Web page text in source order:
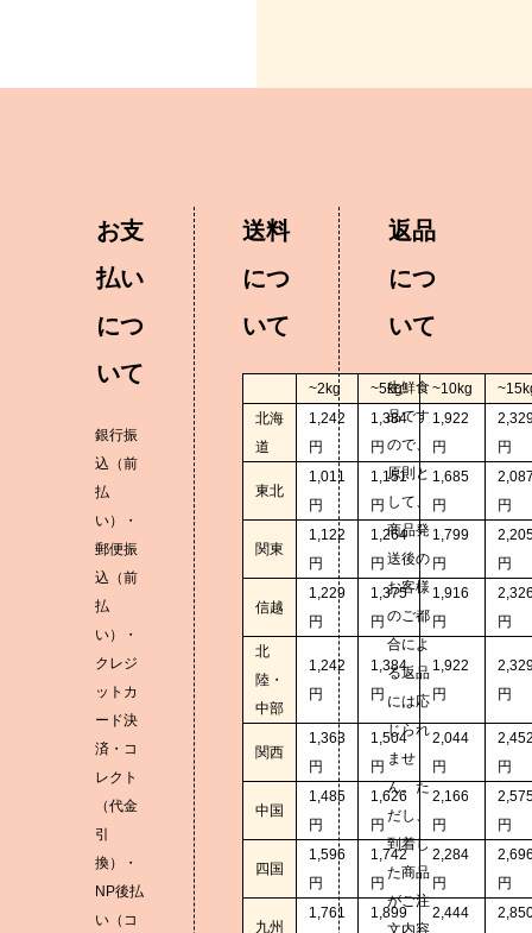
お支
払い
につ
いて
銀行振
込（前
払
い）・
郵便振
込（前
払
い）・
クレジ
ットカ
ード決
済・コ
レクト
（代金
引
換）・
NP後払
い（コ
送料
につ
いて
~2kg ~5kg ~10kg
北海
道
1,242
円
1,384
円
1,922
円
円
東北
1,011
円
1,151
円
1,685
円
円
関東
1,122
円
1,264
円
1,799
円
円
信越
1,229
円
1,375
円
1,916
円
円
北
陸・
中部
1,242
円
1,384
円
1,922
円
円
関西
1,363
円
1,504
円
2,044
円
円
中国
1,485
円
1,626
円
2,166
円
円
四国
1,596
円
1,742
円
2,284
円
円
九州
1,761 1,899 2,444
返品
につ
いて
生鮮食
品です
ので、
原則と
して、
商品発
送後の
お客様
のご都
合によ
る返品
には応
じられ
ませ
ん。た
だし、
到着し
た商品
がご注
文内容